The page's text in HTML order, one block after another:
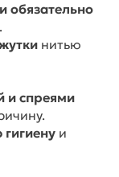
обязательно
нитью
и спреями
и